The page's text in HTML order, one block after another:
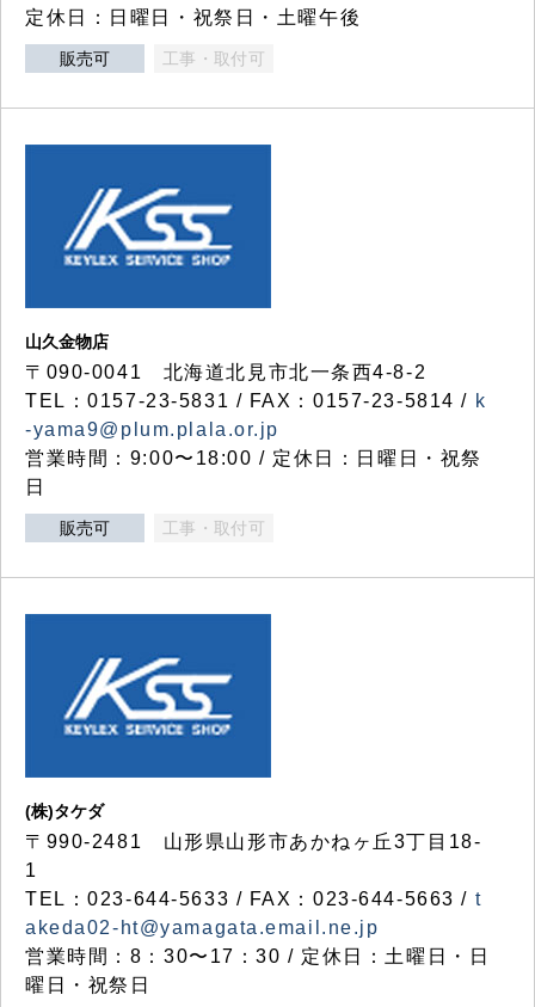
定休日：日曜日・祝祭日・土曜午後
販売可 工事・取付可
山久金物店
〒090-0041 北海道北見市北一条西4-8-2
TEL：0157-23-5831 / FAX：0157-23-5814 / k
-yama9@plum.plala.or.jp
営業時間：9:00〜18:00 / 定休日：日曜日・祝祭
日
販売可 工事・取付可
(株)タケダ
〒990-2481 山形県山形市あかねヶ丘3丁目18-
1
TEL：023-644-5633 / FAX：023-644-5663 / t
akeda02-ht@yamagata.email.ne.jp
営業時間：8：30〜17：30 / 定休日：土曜日・日
曜日・祝祭日